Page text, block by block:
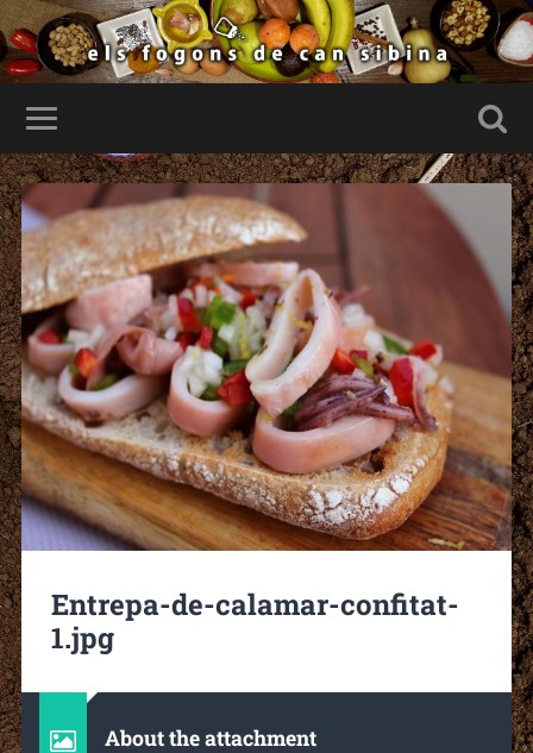
Entrepa-de-calamar-confitat-
1.jpg
About the attachment